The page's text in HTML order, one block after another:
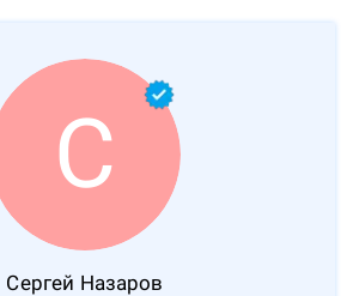
С
Сергей Назаров